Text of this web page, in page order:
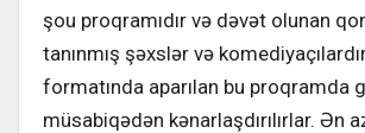
şou proqramıdır və dəvət olunan
tanınmış şəxslər və
formatında aparılan bu proqramda
müsabiqədən kənarlaşdırılırlar. Ən